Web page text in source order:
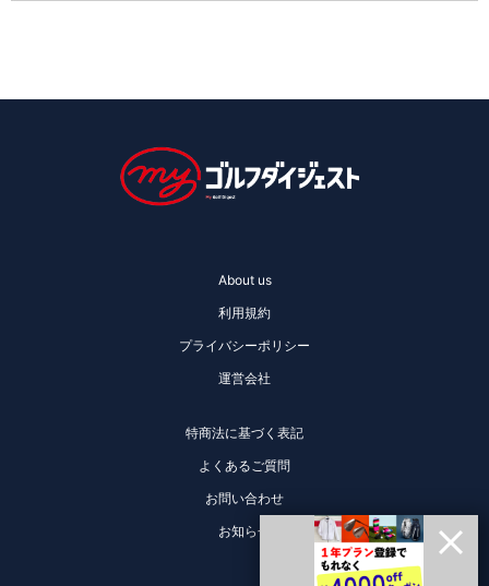
About us
利用規約
プライバシーポリシー
運営会社
特商法に基づく表記
よくあるご質問
お問い合わせ
お知らせ